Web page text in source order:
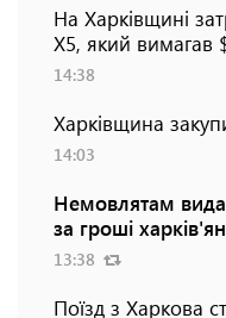
На Харківщині
Х5, який вимагав
14:38
Харківщина
14:03
Немовлятам
за гроші харків'ян
13:38
Поїзд з Харкова